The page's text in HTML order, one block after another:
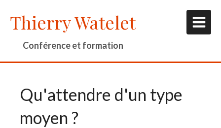
Thierry Watelet
Conférence et formation
Qu'attendre d'un type
moyen ?